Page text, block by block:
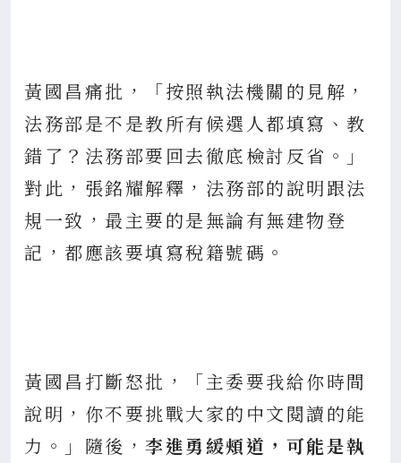
黃國昌痛批，「按照執法機關的見解，
法務部是不是教所有候選人都填寫、教
錯了？法務部要回去徹底檢討反省。」
對此，張銘耀解釋，法務部的說明跟法
規一致，最主要的是無論有無建物登
記，都應該要填寫稅籍號碼。
黃國昌打斷怒批，「主委要我給你時間
說明，你不要挑戰大家的中文閱讀的能
力。」隨後， 李進勇緩頰道，可能是執